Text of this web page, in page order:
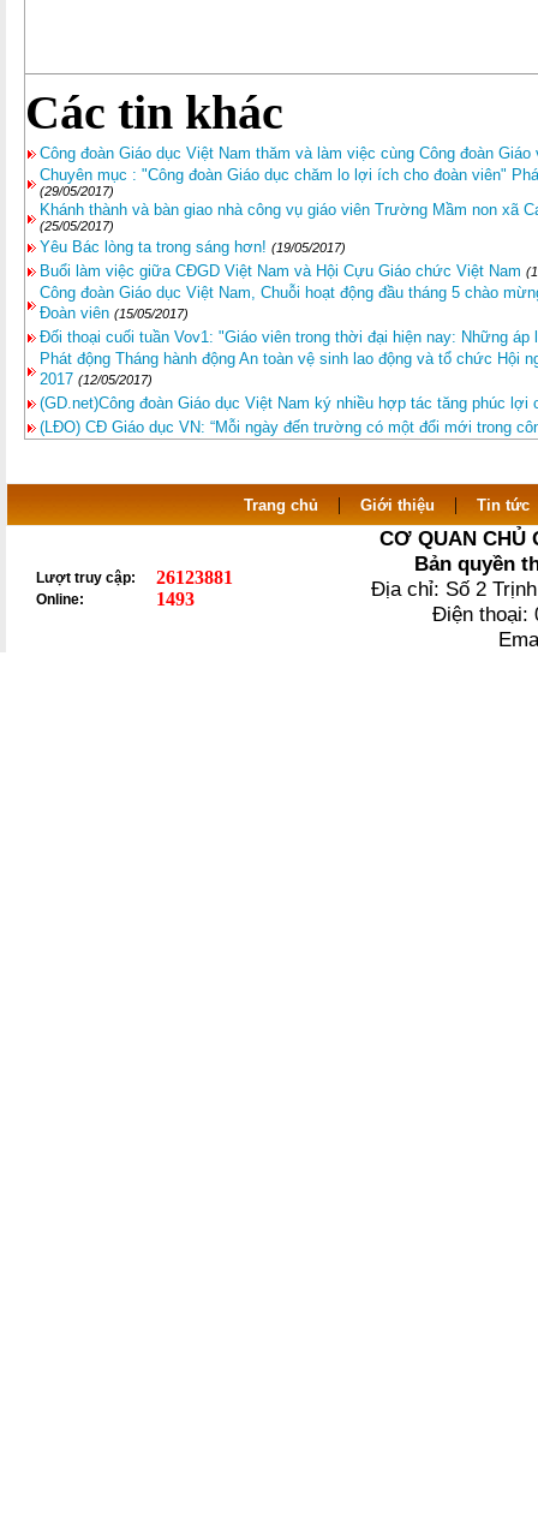
Các tin khác
Công đoàn Giáo dục Việt Nam thăm và làm việc cùng Công đoàn Giáo
Chuyên mục : "Công đoàn Giáo dục chăm lo lợi ích cho đoàn viên"
(29/05/2017)
Khánh thành và bàn giao nhà công vụ giáo viên Trường Mầm non xã
(25/05/2017)
Yêu Bác lòng ta trong sáng hơn! (19/05/2017)
Buổi làm việc giữa CĐGD Việt Nam và Hội Cựu Giáo chức Việt Nam
Công đoàn Giáo dục Việt Nam, Chuỗi hoạt động đầu tháng 5 chào
Đoàn viên (15/05/2017)
Đối thoại cuối tuần Vov1: "Giáo viên trong thời đại hiện nay: Những
Phát động Tháng hành động An toàn vệ sinh lao động và tổ chức Hội
2017 (12/05/2017)
(GD.net)Công đoàn Giáo dục Việt Nam ký nhiều hợp tác tăng phúc lợi
(LĐO) CĐ Giáo dục VN: “Mỗi ngày đến trường có một đổi mới trong
Trang chủ | Giới thiệu | Tin tức
Lượt truy cập: 26123881
Online: 1493
CƠ QUAN CHỦ
Bản quyền
Địa chỉ: Số 2
Điện